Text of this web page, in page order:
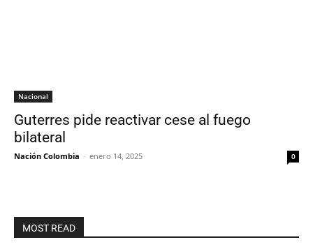
Nacional
Guterres pide reactivar cese al fuego
bilateral
Nación Colombia - enero 14, 2025 0
MOST READ